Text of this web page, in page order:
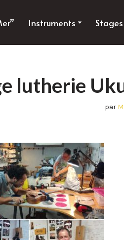
Instruments
lutherie
par